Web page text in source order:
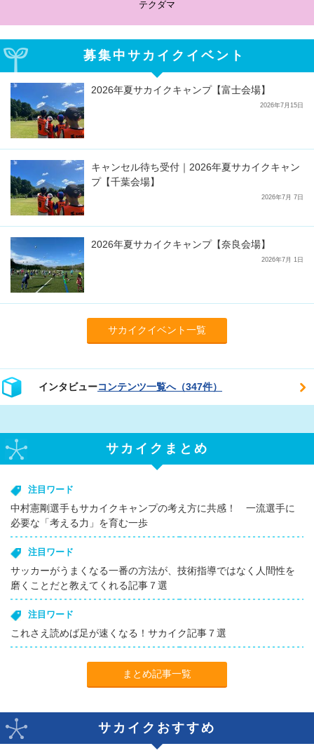
募集中サカイクイベント
2026年夏サカイクキャンプ【富士会場】
2026年7月15日
キャンセル待ち受付｜2026年夏サカイクキャン
プ【千葉会場】
2026年7月 7日
2026年夏サカイクキャンプ【奈良会場】
2026年7月 1日
サカイクイベント一覧
インタビューコンテンツ一覧へ（347件）
サカイクまとめ
注目ワード
中村憲剛選手もサカイクキャンプの考え方に共感！ 一流選手に
必要な「考える力」を育む一歩
注目ワード
サッカーがうまくなる一番の方法が、技術指導ではなく人間性を
磨くことだと教えてくれる記事７選
注目ワード
これさえ読めば足が速くなる！サカイク記事７選
まとめ記事一覧
サカイクおすすめ